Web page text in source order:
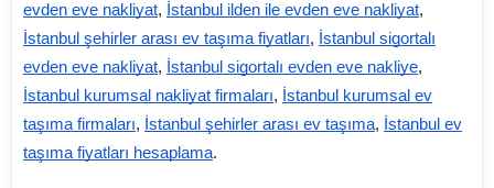
evden eve nakliyat, İstanbul ilden ile evden eve nakliyat,
İstanbul şehirler arası ev taşıma fiyatları, İstanbul sigortalı
evden eve nakliyat, İstanbul sigortalı evden eve nakliye,
İstanbul kurumsal nakliyat firmaları, İstanbul kurumsal ev
taşıma firmaları, İstanbul şehirler arası ev taşıma, İstanbul ev
taşıma fiyatları hesaplama.